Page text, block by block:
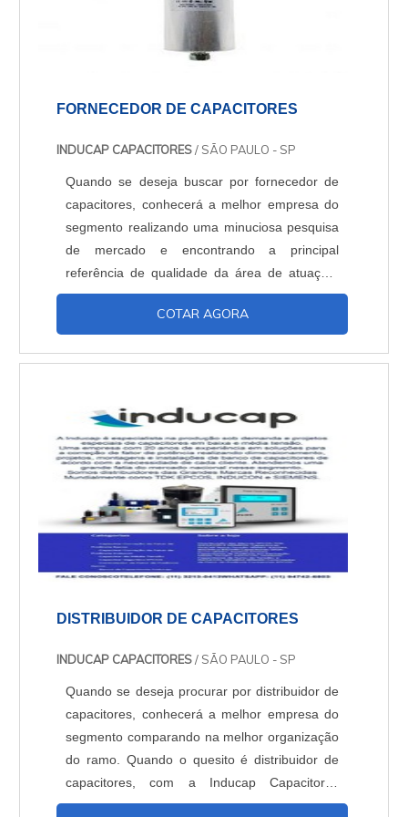
FORNECEDOR DE CAPACITORES
INDUCAP CAPACITORES/ SÃO PAULO - SP
Quando se deseja buscar por fornecedor de
capacitores, conhecerá a melhor empresa do
segmento realizando uma minuciosa pesquisa
de mercado e encontrando a principal
referência de qualidade da área de atuação.
OUTRAS INFORMAÇÕES SOBRE O
FORNECEDOR DE CAPACITORES Quem
preza pela segurança, encontra o site da
controlador de fator de potência 06 saídas e
COTAR AGORA
DISTRIBUIDOR DE CAPACITORES
INDUCAP CAPACITORES/ SÃO PAULO - SP
Quando se deseja procurar por distribuidor de
capacitores, conhecerá a melhor empresa do
segmento comparando na melhor organização
do ramo. Quando o quesito é distribuidor de
capacitores, com a Inducap Capacitores
alcançará excelente custo-benefício com